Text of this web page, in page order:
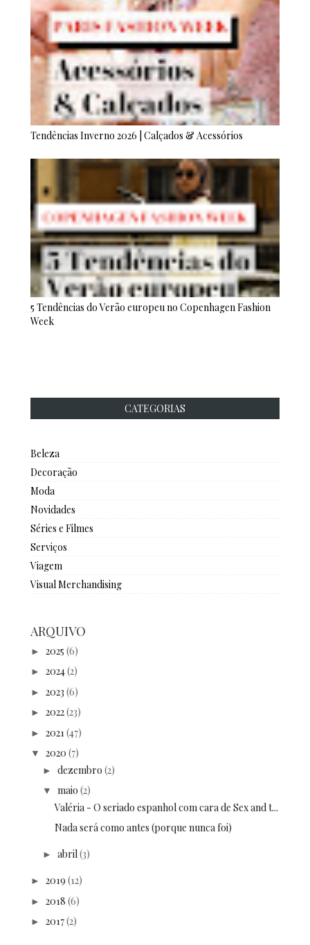
Tendências Inverno 2026 | Calçados & Acessórios
5 Tendências do Verão europeu no Copenhagen Fashion
Week
CATEGORIAS
Beleza
Decoração
Moda
Novidades
Séries e Filmes
Serviços
Viagem
Visual Merchandising
ARQUIVO
► 2025 (6)
► 2024(2)
► 2023 (6)
► 2022(23)
► 2021(47)
▼ 2020 (7)
► dezembro (2)
▼ maio (2)
Valéria - O seriado espanhol com cara de Sex and t...
Nada será como antes (porque nunca foi)
► abril(3)
► 2019 (12)
► 2018 (6)
► 2017(2)